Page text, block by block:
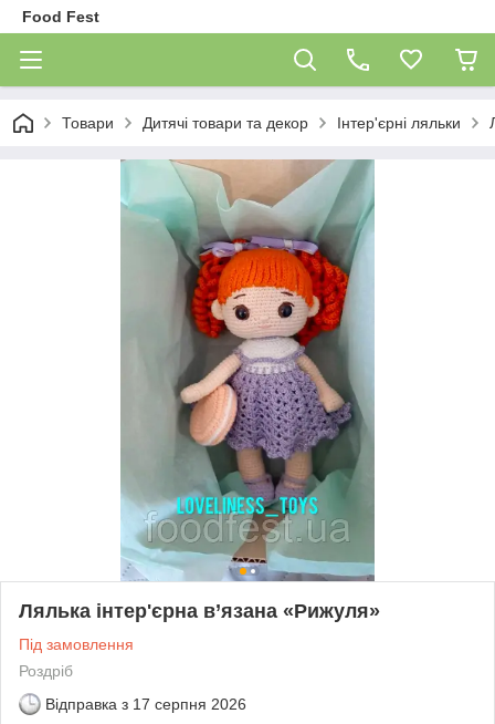
Food Fest
Товари Дитячі товари та декор Інтер'єрні ляльки
Лялька інтер'єрна в’язана «Рижуля»
Під замовлення
Роздріб
Відправка з 17 серпня 2026